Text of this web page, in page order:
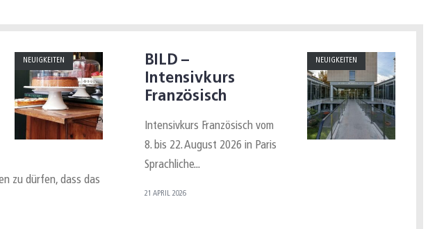
NEUIGKEITEN
zu dürfen, dass das
NEUIGKEITEN
BILD –
Intensivkurs
Französisch
Intensivkurs Französisch vom
8. bis 22. August 2026 in Paris
Sprachliche...
21 APRIL 2026